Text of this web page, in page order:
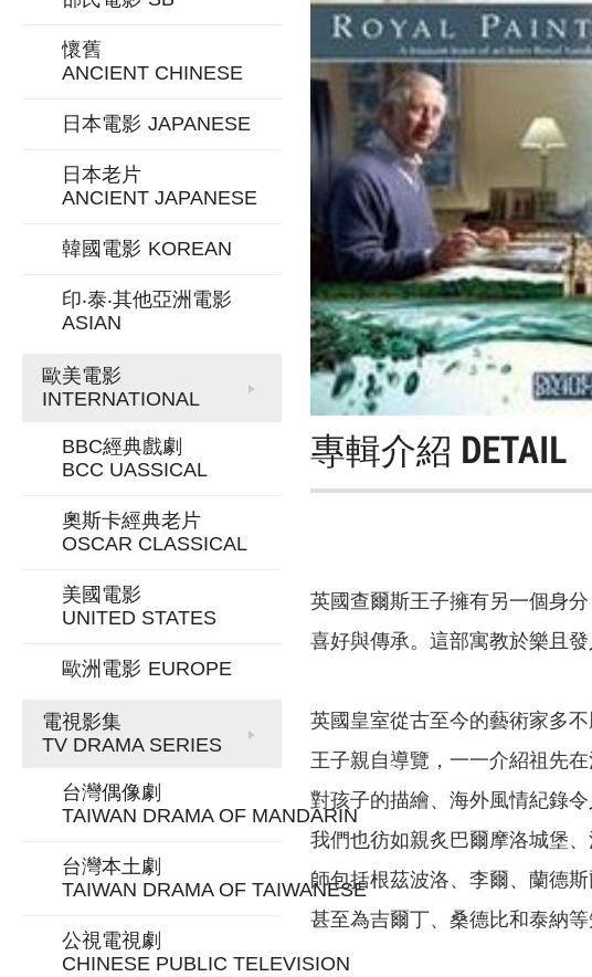
懷舊
ANCIENT CHINESE
日本電影 JAPANESE
日本老片
ANCIENT JAPANESE
韓國電影 KOREAN
印‧泰‧其他亞洲電影
ASIAN
歐美電影
INTERNATIONAL
BBC經典戲劇
BCC UASSICAL
奧斯卡經典老片
OSCAR CLASSICAL
美國電影
UNITED STATES
歐洲電影 EUROPE
電視影集
TV DRAMA SERIES
台灣偶像劇
TAIWAN DRAMA OF MANDARIN
台灣本土劇
TAIWAN DRAMA OF TAIWANESE
公視電視劇
CHINESE PUBLIC TELEVISION
專輯介紹 DETAIL
英國查爾斯王子擁有另一個身
喜好與傳承。這部寓教於樂且
英國皇室從古至今的藝術家多
王子親自導覽，一一介紹祖先
對孩子的描繪、海外風情紀錄
我們也彷如親炙巴爾摩洛城堡
師包括根茲波洛、李爾、蘭德
甚至為吉爾丁、桑德比和泰納等